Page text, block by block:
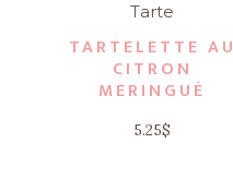
Tarte
TARTELETTE AU
CITRON
MERINGUÉ
5.25$